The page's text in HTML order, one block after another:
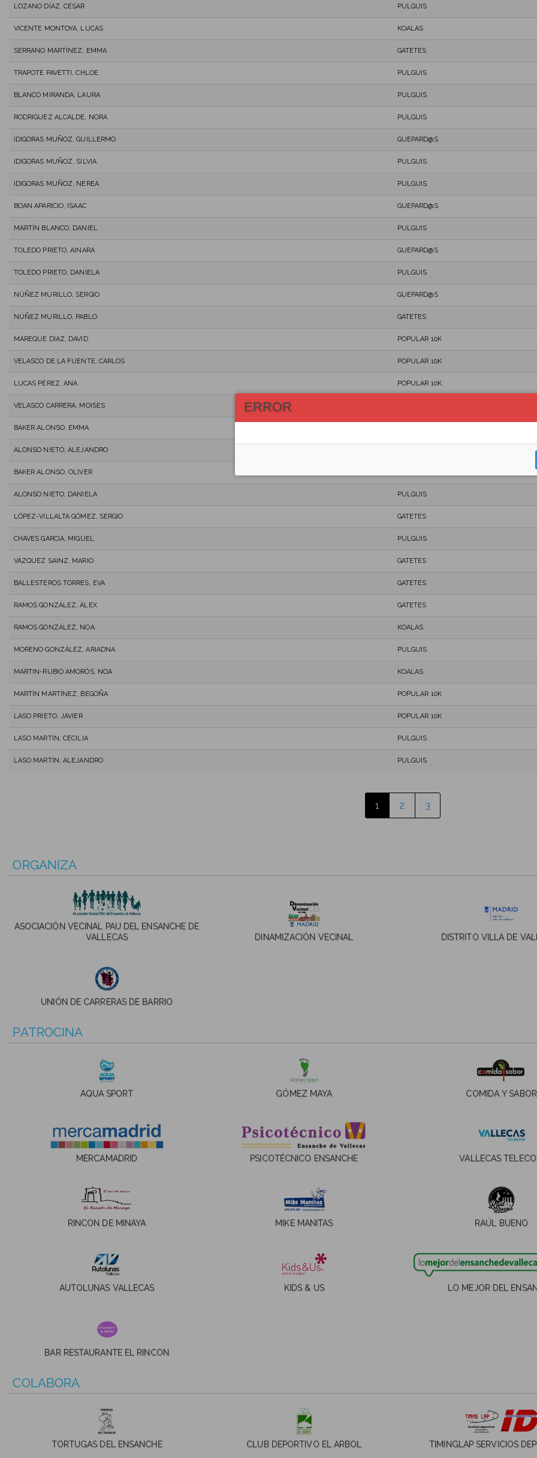
LOZANO DÍAZ, CÉSAR PULGUIS
VICENTE MONTOYA, LUCAS KOALAS
SERRANO MARTÍNEZ, EMMA GATETES
TRAPOTE PAVETTI, CHLOE PULGUIS
BLANCO MIRANDA, LAURA PULGUIS
RODRIGUEZ ALCALDE, NORA PULGUIS
IDIGORAS MUÑOZ, GUILLERMO GUEPARD@S
IDIGORAS MUÑOZ, SILVIA PULGUIS
IDIGORAS MUÑOZ, NEREA PULGUIS
BOAN APARICIO, ISAAC GUEPARD@S
MARTÍN BLANCO, DANIEL PULGUIS
TOLEDO PRIETO, AINARA GUEPARD@S
TOLEDO PRIETO, DANIELA PULGUIS
NÚÑEZ MURILLO, SERGIO GUEPARD@S
NÚÑEZ MURILLO, PABLO GATETES
MAREQUE DIAZ, DAVID POPULAR 10K
VELASCO DE LA FUENTE, CARLOS POPULAR 10K
LUCAS PÉREZ, ANA POPULAR 10K
VELASCO CARRERA, MOISES
BAKER ALONSO, EMMA
ALONSO NIETO, ALEJANDRO
BAKER ALONSO, OLIVER
ALONSO NIETO, DANIELA PULGUIS
LÓPEZ-VILLALTA GÓMEZ, SERGIO GATETES
CHAVES GARCIA, MIGUEL PULGUIS
VÁZQUEZ SAINZ, MARIO GATETES
BALLESTEROS TORRES, EVA GATETES
RAMOS GONZÁLEZ, ÁLEX GATETES
RAMOS GONZÁLEZ, NOA KOALAS
MORENO GONZÁLEZ, ARIADNA PULGUIS
MARTIN-RUBIO AMORÓS, NOA KOALAS
MARTÍN MARTÍNEZ, BEGOÑA POPULAR 10K
LASO PRIETO, JAVIER POPULAR 10K
LASO MARTÍN, CECILIA PULGUIS
LASO MARTÍN, ALEJANDRO PULGUIS
1 2 3
ORGANIZA
ASOCIACIÓN VECINAL PAU DEL ENSANCHE DE
VALLECAS
DINAMIZACIÓN VECINAL DISTRITO VILLA DE
UNIÓN DE CARRERAS DE BARRIO
PATROCINA
AQUA SPORT GÓMEZ MAYA COMIDA Y SABOR
MERCAMADRID PSICOTÉCNICO ENSANCHE VALLECAS
RINCON DE MINAYA MIKE MANITAS RAÚL BUENO
AUTOLUNAS VALLECAS KIDS & US LO MEJOR DEL
BAR RESTAURANTE EL RINCON
COLABORA
TORTUGAS DEL ENSANCHE CLUB DEPORTIVO EL ARBOL TIMINGLAP SERVICIOS
ERROR